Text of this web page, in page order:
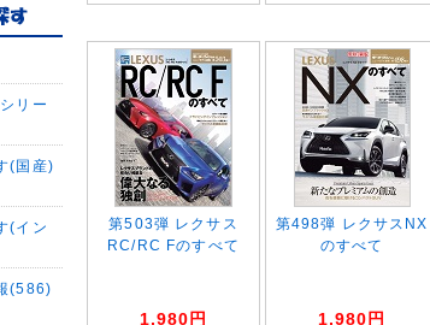
第503弾 レクサス
RC/RC Fのすべて
1,980 円
第498弾 レクサスNX
のすべて
1,980 円
リー
(国産)
(イン
(586)